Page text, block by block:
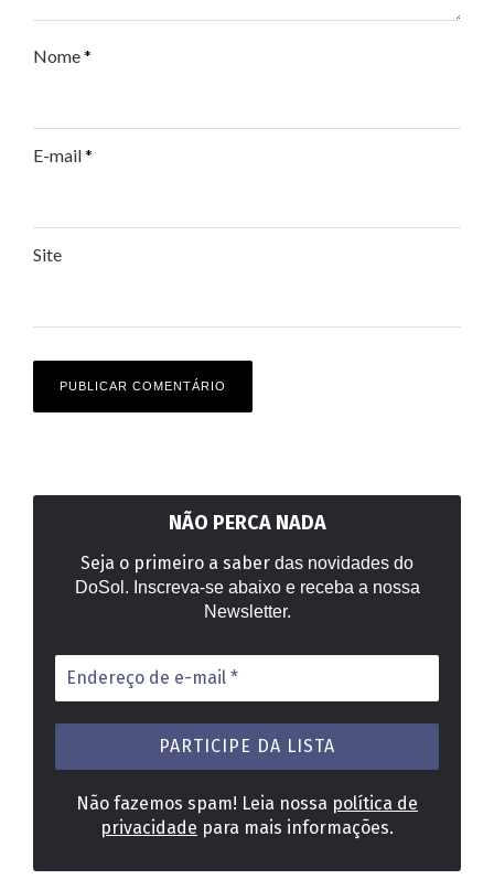
Nome*
E-mail*
Site
NÃO PERCA NADA
Seja o primeiro a saber das novidades do
DoSol. Inscreva-se abaixo e receba a nossa
Newsletter.
Endereço
de
e-
mail
Não fazemos spam! Leia nossa política de
privacidade para mais informações.